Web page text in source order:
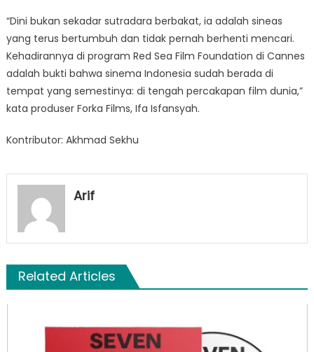
“Dini bukan sekadar sutradara berbakat, ia adalah sineas
yang terus bertumbuh dan tidak pernah berhenti mencari.
Kehadirannya di program Red Sea Film Foundation di Cannes
adalah bukti bahwa sinema Indonesia sudah berada di
tempat yang semestinya: di tengah percakapan film dunia,”
kata produser Forka Films, Ifa Isfansyah.
Kontributor: Akhmad Sekhu
Arif
Related Articles